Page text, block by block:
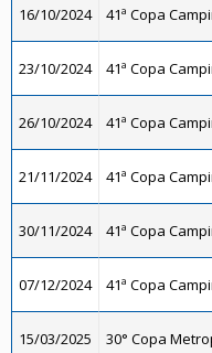
16/10/2024 41ª Copa
23/10/2024 41ª Copa
26/10/2024 41ª Copa
21/11/2024 41ª Copa
30/11/2024 41ª Copa
07/12/2024 41ª Copa
15/03/2025 30° Copa